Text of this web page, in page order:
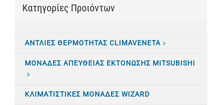
Κατηγορίες Προιόντων
ΑΝΤΛΙΕΣ ΘΕΡΜΟΤΗΤΑΣ CLIMAVENETA
ΜΟΝΑΔΕΣ ΑΠΕΥΘΕΙΑΣ ΕΚΤΟΝΩΣΗΣ MITSUBISHI
ΚΛΙΜΑΤΙΣTΙΚΕΣ ΜΟΝΑΔΕΣ WIZARD